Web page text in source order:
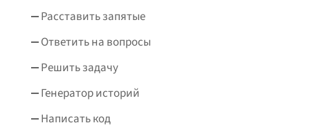
Расставить запятые
Ответить на вопросы
Решить задачу
Генератор историй
Написать код